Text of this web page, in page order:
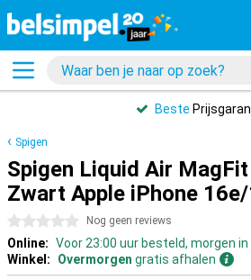
Beste
Spigen
Spigen Liquid Air
Zwart Apple iPhone
0 sterren Nog geen reviews
Online: Voor 23:00 uur besteld, morgen in
Winkel:
Overmorgen gratis afhalen